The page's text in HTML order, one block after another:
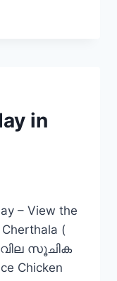
in
– View the
(
വില സൂചിക
Chicken